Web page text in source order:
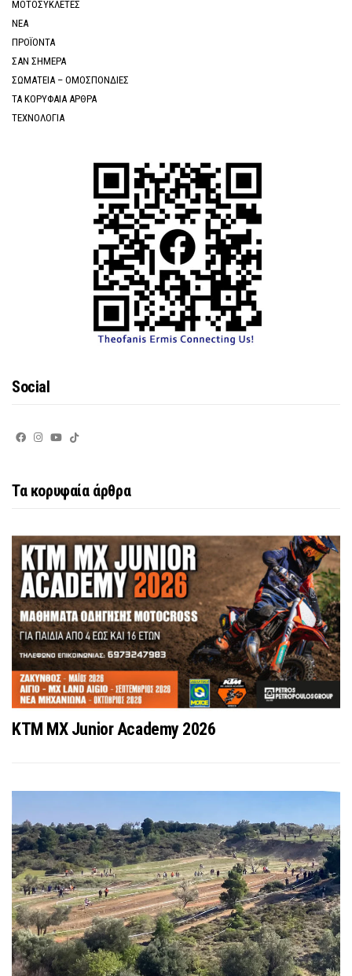
ΜΟΤΟΣΥΚΛΕΤΕΣ
ΝΕΑ
ΠΡΟΪΟΝΤΑ
ΣΑΝ ΣΗΜΕΡΑ
ΣΩΜΑΤΕΙΑ – ΟΜΟΣΠΟΝΔΙΕΣ
ΤΑ ΚΟΡΥΦΑΙΑ ΑΡΘΡΑ
ΤΕΧΝΟΛΟΓΙΑ
Social
Τα κορυφαία άρθρα
KTM MX Junior Academy 2026